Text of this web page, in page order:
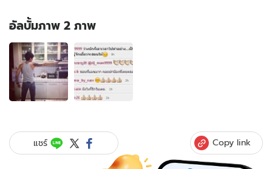
อัลบั้มภาพ 2 ภาพ
อัลบั้ม
ภาพ
2
ภาพ
ของ
มา
เนี่ย
แชร์ Copy link